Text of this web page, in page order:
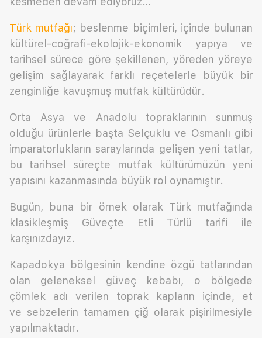
Türk mutfağı; beslenme biçimleri, içinde bulunan
kültürel-coğrafi-ekolojik-ekonomik yapıya ve
tarihsel sürece göre şekillenen, yöreden yöreye
gelişim sağlayarak farklı reçetelerle büyük bir
zenginliğe kavuşmuş mutfak kültürüdür.
Orta Asya ve Anadolu topraklarının sunmuş
olduğu ürünlerle başta Selçuklu ve Osmanlı gibi
imparatorlukların saraylarında gelişen yeni tatlar,
bu tarihsel süreçte mutfak kültürümüzün yeni
yapısını kazanmasında büyük rol oynamıştır.
Bugün, buna bir örnek olarak Türk mutfağında
klasikleşmiş Güveçte Etli Türlü tarifi ile
karşınızdayız.
Kapadokya bölgesinin kendine özgü tatlarından
olan geleneksel güveç kebabı, o bölgede
çömlek adı verilen toprak kapların içinde, et
ve sebzelerin tamamen çiğ olarak pişirilmesiyle
yapılmaktadır.